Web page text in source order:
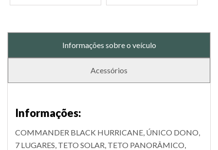
Informações sobre o veículo
Acessórios
Informações:
COMMANDER BLACK HURRICANE, ÚNICO DONO,
7 LUGARES, TETO SOLAR, TETO PANORÂMICO,